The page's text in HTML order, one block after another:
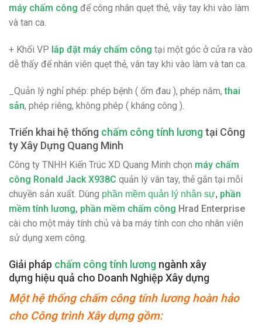
máy chấm công để công nhân quẹt thẻ, vây tay khi vào làm
và tan ca.
+ Khối VP lắp đặt máy chấm công tại một góc ở cửa ra vào
dễ thấy để nhân viên quẹt thẻ, vân tay khi vào làm và tan ca.
_Quản lý nghỉ phép: phép bệnh ( ốm đau ), phép năm,thai
sản, phép riêng, không phép ( kháng công ).
Triển khai hệ thống chấm công tính lươngtại Công
ty Xây Dựng Quang Minh
Công ty TNHH Kiến Trúc XD Quang Minh chọn máy chấm
công Ronald Jack X938C quản lý vân tay, thẻ gắn tại mỗi
chuyền sản xuất. Dùng phần mềm quản lý nhân sự, phần
mềm tính lương, phần mềm chấm công Hrad Enterprise
cài cho một máy tính chủ và ba máy tính con cho nhân viên
sử dụng xem công.
Giải pháp chấm công tính lương ngành xây
dựng hiệu quả cho Doanh Nghiệp Xây dựng
Một hệ thống chấm công tính lương hoàn hảo
cho Công trình Xây dựng gồm: